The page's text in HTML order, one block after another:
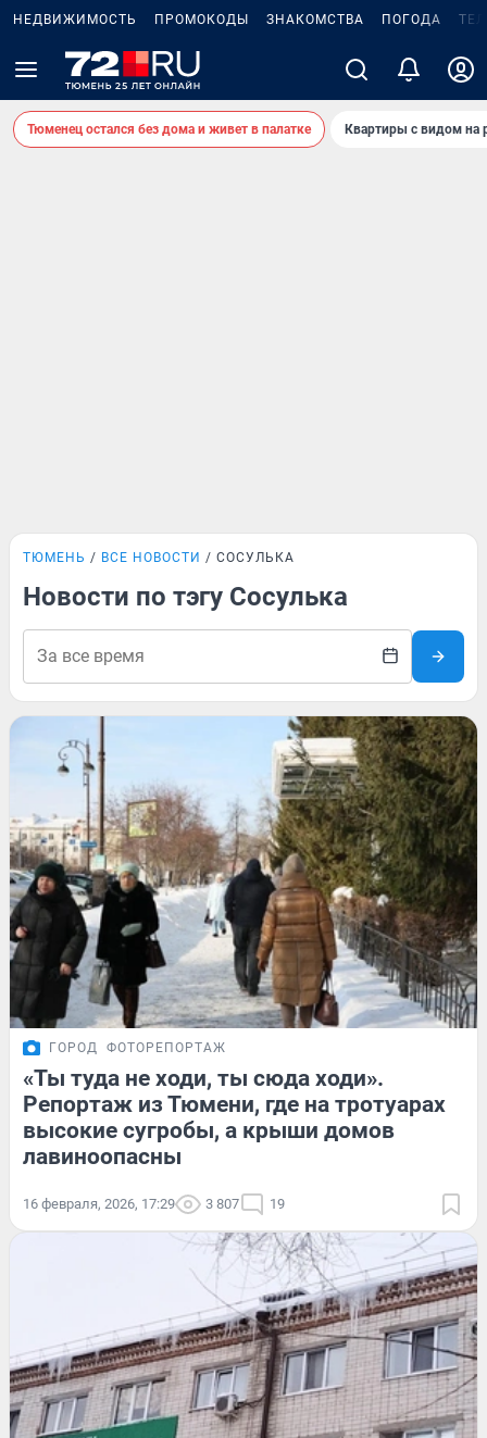
НЕДВИЖИМОСТЬ ПРОМОКОДЫ ЗНАКОМСТВА ПОГОДА
Тюменец остался без дома и живет в палатке Квартиры с видом на
ТЮМЕНЬ ВСЕ НОВОСТИ СОСУЛЬКА
Новости по тэгу Сосулька
ГОРОД ФОТОРЕПОРТАЖ
«Ты туда не ходи, ты сюда ходи».
Репортаж из Тюмени, где на тротуарах
высокие сугробы, а крыши домов
лавиноопасны
16 февраля, 2026, 17:29 3 807 19